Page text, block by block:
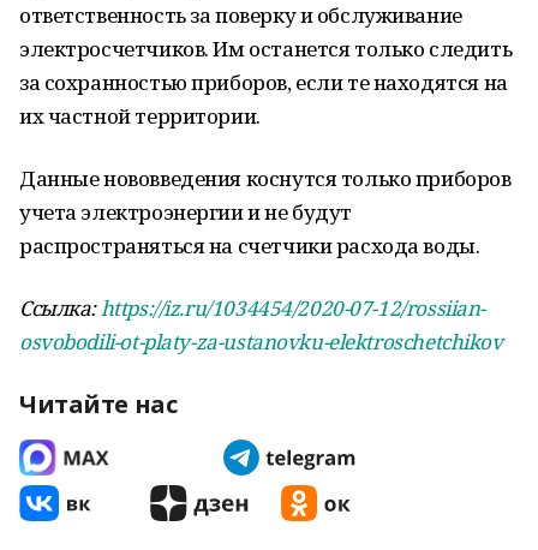
ответственность за поверку и обслуживание
электросчетчиков. Им останется только следить
за сохранностью приборов, если те находятся на
их частной территории.
Данные нововведения коснутся только приборов
учета электроэнергии и не будут
распространяться на счетчики расхода воды.
Ссылка:https://iz.ru/1034454/2020-07-12/rossiian-
osvobodili-ot-platy-za-ustanovku-elektroschetchikov
Читайте нас